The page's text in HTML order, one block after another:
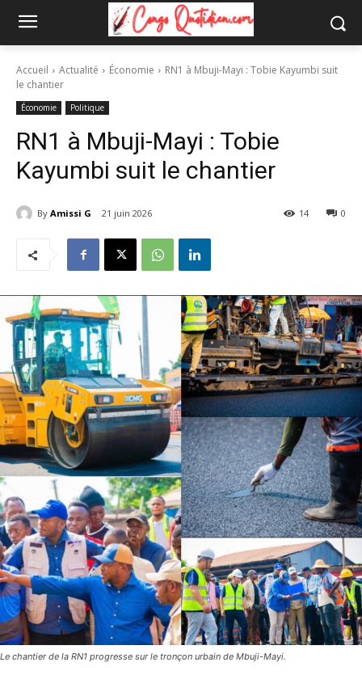
Accueil Actualité Économie
RN1 à Mbuji-Mayi : Tobie Kayumbi suit
le chantier
Économie Politique
RN1 à Mbuji-Mayi : Tobie
Kayumbi suit le chantier
By Amissi G 21 juin 2026 0
14
Le chantier de la RN1 progresse sur le tronçon urbain de Mbuji-Mayi.